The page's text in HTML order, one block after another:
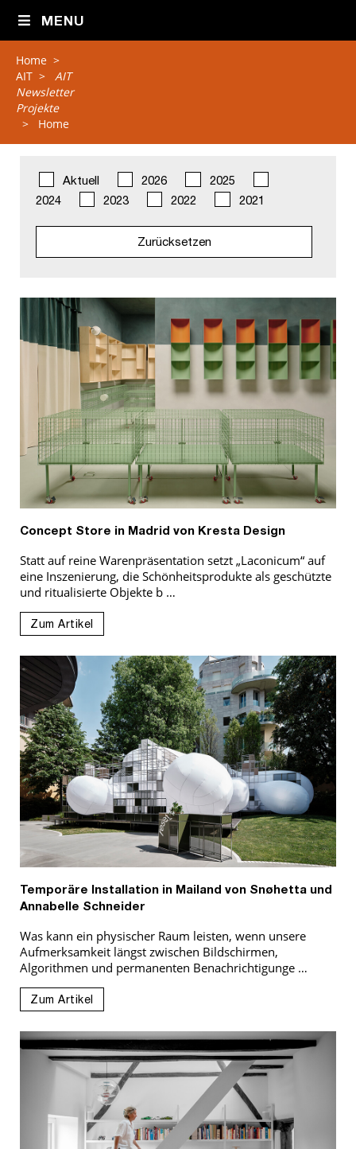
MENU
Home >
AIT > AIT
Newsletter
Projekte
> Home
Aktuell 2026
2025
2024
2023 2022 2021
Zurücksetzen
Concept Store in Madrid von Kresta Design
Statt auf reine Warenpräsentation setzt „Laconicum“ auf
eine Inszenierung, die Schönheitsprodukte als geschützte
und ritualisierte Objekte b …
Zum Artikel
Temporäre Installation in Mailand von Snøhetta und
Annabelle Schneider
Was kann ein physischer Raum leisten, wenn unsere
Aufmerksamkeit längst zwischen Bildschirmen,
Algorithmen und permanenten Benachrichtigunge …
Zum Artikel